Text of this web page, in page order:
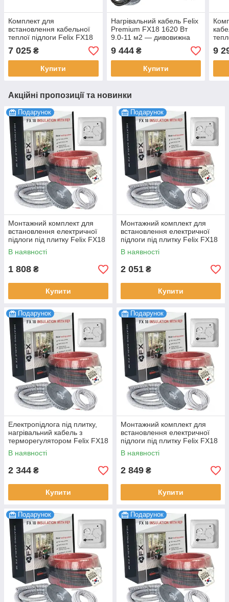
Комплект для
встановлення кабельної
теплої підлоги Felix FX18
Premium 1440 Вт 8.0-9.6
м2, 80 м
7 025 ₴
Купити
Нагрівальний кабель Felix
Premium FX18 1620 Вт
9.0-11 м2 — дивовижна
електрична тепла підлога
з Wi-Fi керуванням
9 444₴
Купити
9
Акційні пропозиції та новинки
Подарунок
Монтажний комплект для
встановлення електричної
підлоги під плитку Felix FX18
Premium 180 Вт 1.0-1.2 м2,
10 м
В наявності
1 808 ₴
Купити
Подарунок
Монтажний комплект для
встановлення електричної
підлоги під плитку Felix FX18
Premium 225 Вт 1.2-1.5 м2,
12.5 м
В наявності
2 051 ₴
Купити
Подарунок
Електропідлога під плитку,
нагрівальний кабель з
терморегулятором Felix FX18
Premium 300 Вт 1.7-2.0 м2,
16.6 м
В наявності
2 344 ₴
Купити
Подарунок
Монтажний комплект для
встановлення електричної
підлоги під плитку Felix FX18
Premium 450 Вт 2.5-3.0 м2,
25 м
В наявності
2 849 ₴
Купити
Подарунок Подарунок